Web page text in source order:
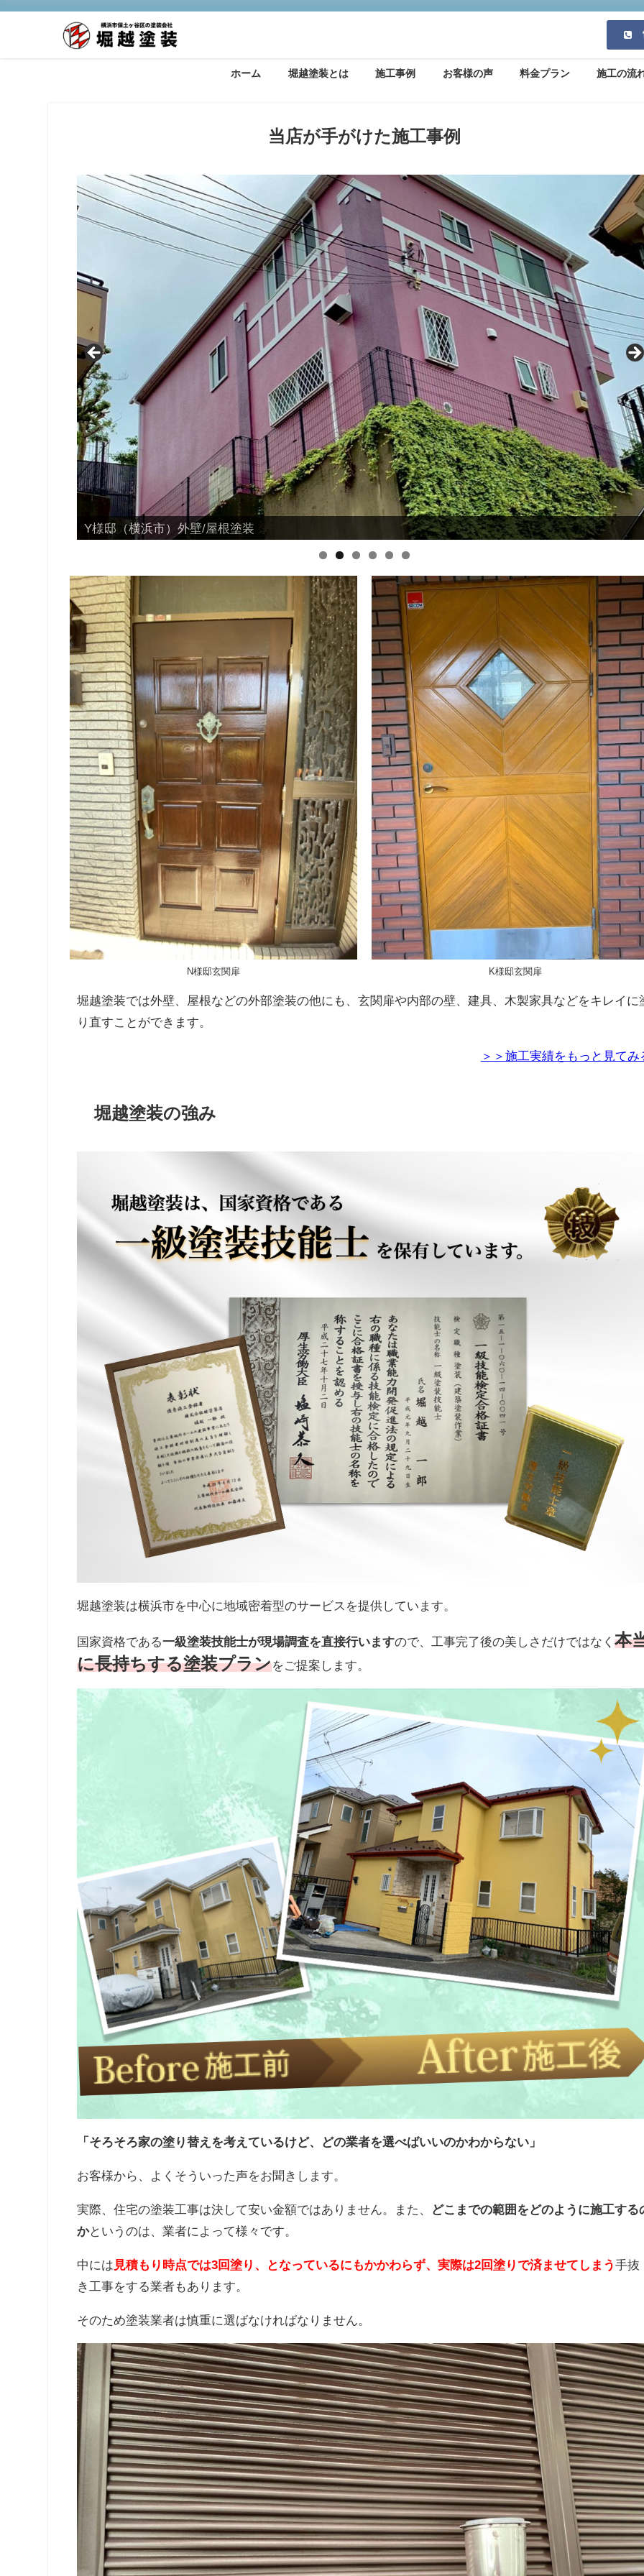
ホーム 堀越塗装とは 施工事例 お客様の声 料金プラン 施工の流
当店が手がけた施工事例
S様邸（鎌倉市）外壁/屋根塗装
N様邸玄関扉 K様邸玄関扉
堀越塗装では外壁、屋根などの外部塗装の他にも、玄関扉や内部の壁、建具、木製家具などをキレイに
り直すことができます。
＞＞施工実績をもっと見てみ
堀越塗装の強み
堀越塗装は横浜市を中心に地域密着型のサービスを提供しています。
国家資格である一級塗装技能士が現場調査を直接行いますので、工事完了後の美しさだけではなく本
に長持ちする塗装プランをご提案します。
「そろそろ家の塗り替えを考えているけど、どの業者を選べばいいのかわからない」
お客様から、よくそういった声をお聞きします。
実際、住宅の塗装工事は決して安い金額ではありません。また、
どこまでの範囲をどのように施工する
かというのは、業者によって様々です。
中には 見積もり時点では3回塗り、となっているにもかかわらず、実際は2回塗りで済ませてしまう手抜
き工事をする業者もあります。
そのため塗装業者は慎重に選ばなければなりません。